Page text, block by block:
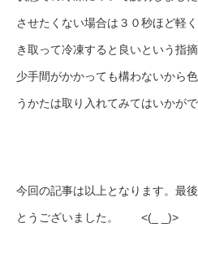
させたくない場合は３０秒ほど軽
き取って冷凍すると良いという指
少手間がかかっても構わないから
うかたは取り入れてみてはいかがで
今回の記事は以上となります。最
とうございました。 <(_ _)>